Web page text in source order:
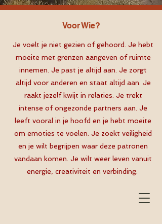
Voor Wie?
Je voelt je niet gezien of gehoord. Je hebt
moeite met grenzen aangeven of ruimte
innemen. Je past je altijd aan. Je zorgt
altijd voor anderen en staat altijd aan. Je
raakt jezelf kwijt in relaties. Je trekt
intense of ongezonde partners aan. Je
leeft vooral in je hoofd en je hebt moeite
om emoties te voelen. Je zoekt veiligheid
en je wilt begrijpen waar deze patronen
vandaan komen. Je wilt weer leven vanuit
energie, creativiteit en verbinding.